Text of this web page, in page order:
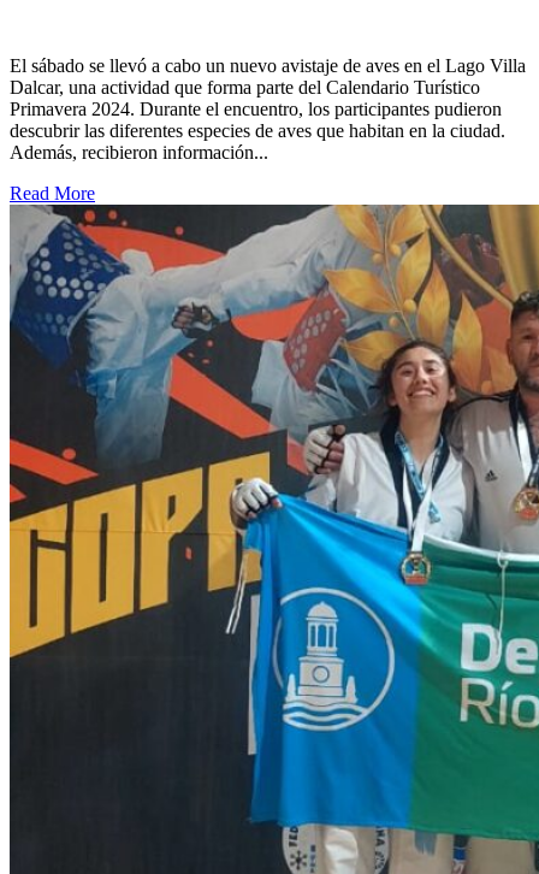
El sábado se llevó a cabo un nuevo avistaje de aves en el Lago Villa
Dalcar, una actividad que forma parte del Calendario Turístico
Primavera 2024. Durante el encuentro, los participantes pudieron
descubrir las diferentes especies de aves que habitan en la ciudad.
Además, recibieron información...
Read More